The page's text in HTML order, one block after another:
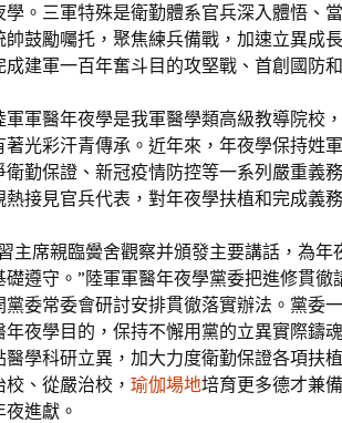
學。三軍特殊是衛勤體系官兵深入體悟、
帥鼓勵囑托，聚焦練兵備戰，加速立異成
成建軍一百年奮斗目的攻堅戰、首創國防
軍軍醫年夜學是我軍醫學類高級教導院校
著光彩汗青傳承。近年來，年夜學保持姓
衛勤保證、新冠疫情防控等一系列嚴重義
熱接見官兵代表，對年夜學扶植和完成義
主席親臨黌舍觀察并頒發主要講話，為
礎遵守。”陸軍軍醫年夜學黨委把進修貫
黨委常委會研討安排貫徹落實辦法。黨委
年夜學目的，保持不懈用黨的立異實際鑄
醫學科研立異，加大力度衛勤保證各項扶
校、從嚴治校， 瑜伽場地培育更多德才兼
夜進獻。